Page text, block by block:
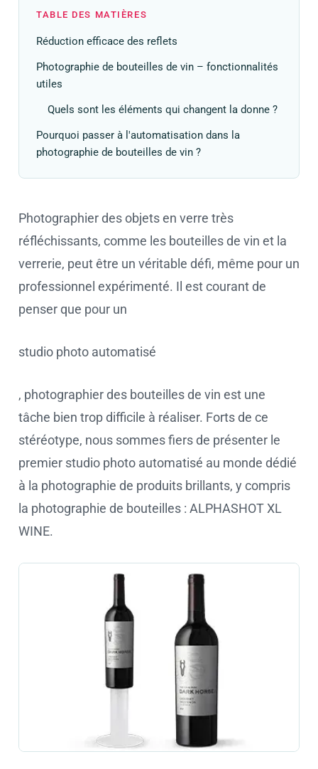
TABLE DES MATIÈRES
Réduction efficace des reflets
Photographie de bouteilles de vin – fonctionnalités
utiles
Quels sont les éléments qui changent la donne ?
Pourquoi passer à l'automatisation dans la
photographie de bouteilles de vin ?
Photographier des objets en verre très
réfléchissants, comme les bouteilles de vin et la
verrerie, peut être un véritable défi, même pour un
professionnel expérimenté. Il est courant de
penser que pour un
studio photo automatisé
, photographier des bouteilles de vin est une
tâche bien trop difficile à réaliser. Forts de ce
stéréotype, nous sommes fiers de présenter le
premier studio photo automatisé au monde dédié
à la photographie de produits brillants, y compris
la photographie de bouteilles : ALPHASHOT XL
WINE.